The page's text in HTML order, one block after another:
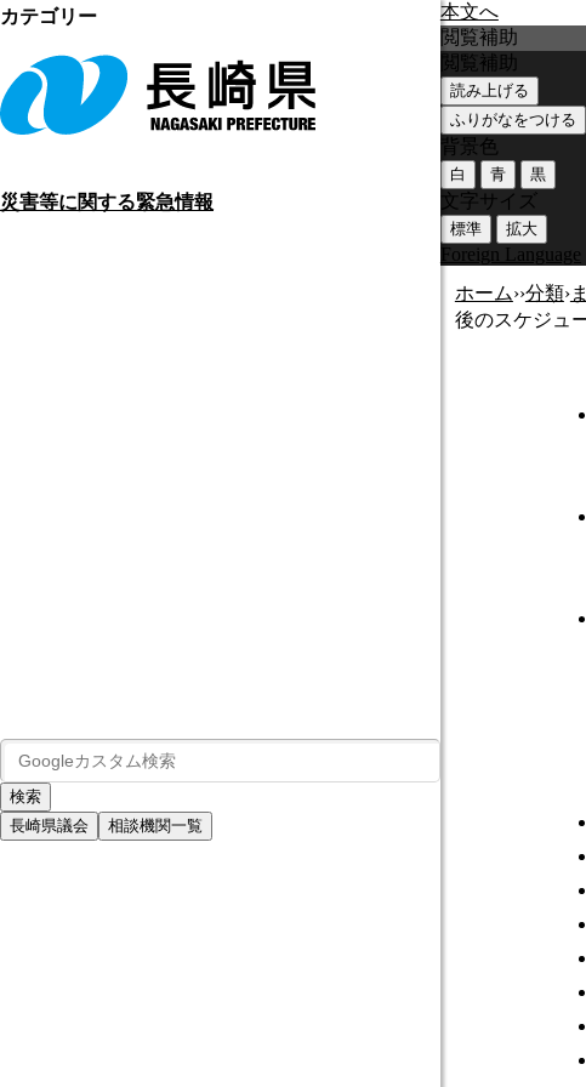
本文へ
災害等に関する緊急情報
長崎県議会 相談機関一覧
閲覧補助
閲覧補助
読み上げる
ふりがなをつける
背景色
白 青 黒
文字サイズ
標準 拡大
Foreign Language
ホーム››分類›
後のスケジュ
カテゴリー